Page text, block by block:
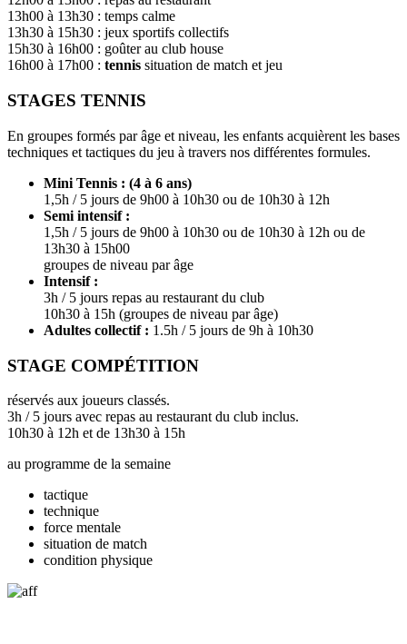
13h00 à 13h30 : temps calme
13h30 à 15h30 : jeux sportifs collectifs
15h30 à 16h00 : goûter au club house
16h00 à 17h00 : tennis situation de match et jeu
STAGES TENNIS
En groupes formés par âge et niveau, les enfants acquièrent les bases
techniques et tactiques du jeu à travers nos différentes formules.
Mini Tennis : (4 à 6 ans)
1,5h / 5 jours de 9h00 à 10h30 ou de 10h30 à 12h
Semi intensif :
1,5h / 5 jours de 9h00 à 10h30 ou de 10h30 à 12h ou de
13h30 à 15h00
groupes de niveau par âge
Intensif :
3h / 5 jours repas au restaurant du club
10h30 à 15h (groupes de niveau par âge)
Adultes collectif : 1.5h / 5 jours de 9h à 10h30
STAGE COMPÉTITION
réservés aux joueurs classés.
3h / 5 jours avec repas au restaurant du club inclus.
10h30 à 12h et de 13h30 à 15h
au programme de la semaine
tactique
technique
force mentale
situation de match
condition physique